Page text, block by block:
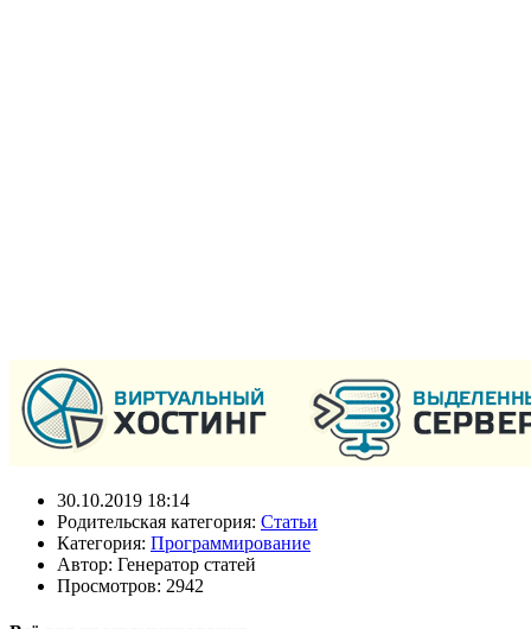
30.10.2019 18:14
Родительская категория: Статьи
Категория: Программирование
Автор: Генератор статей
Просмотров: 2942